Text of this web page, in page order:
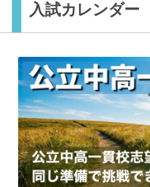
入試カレンダー